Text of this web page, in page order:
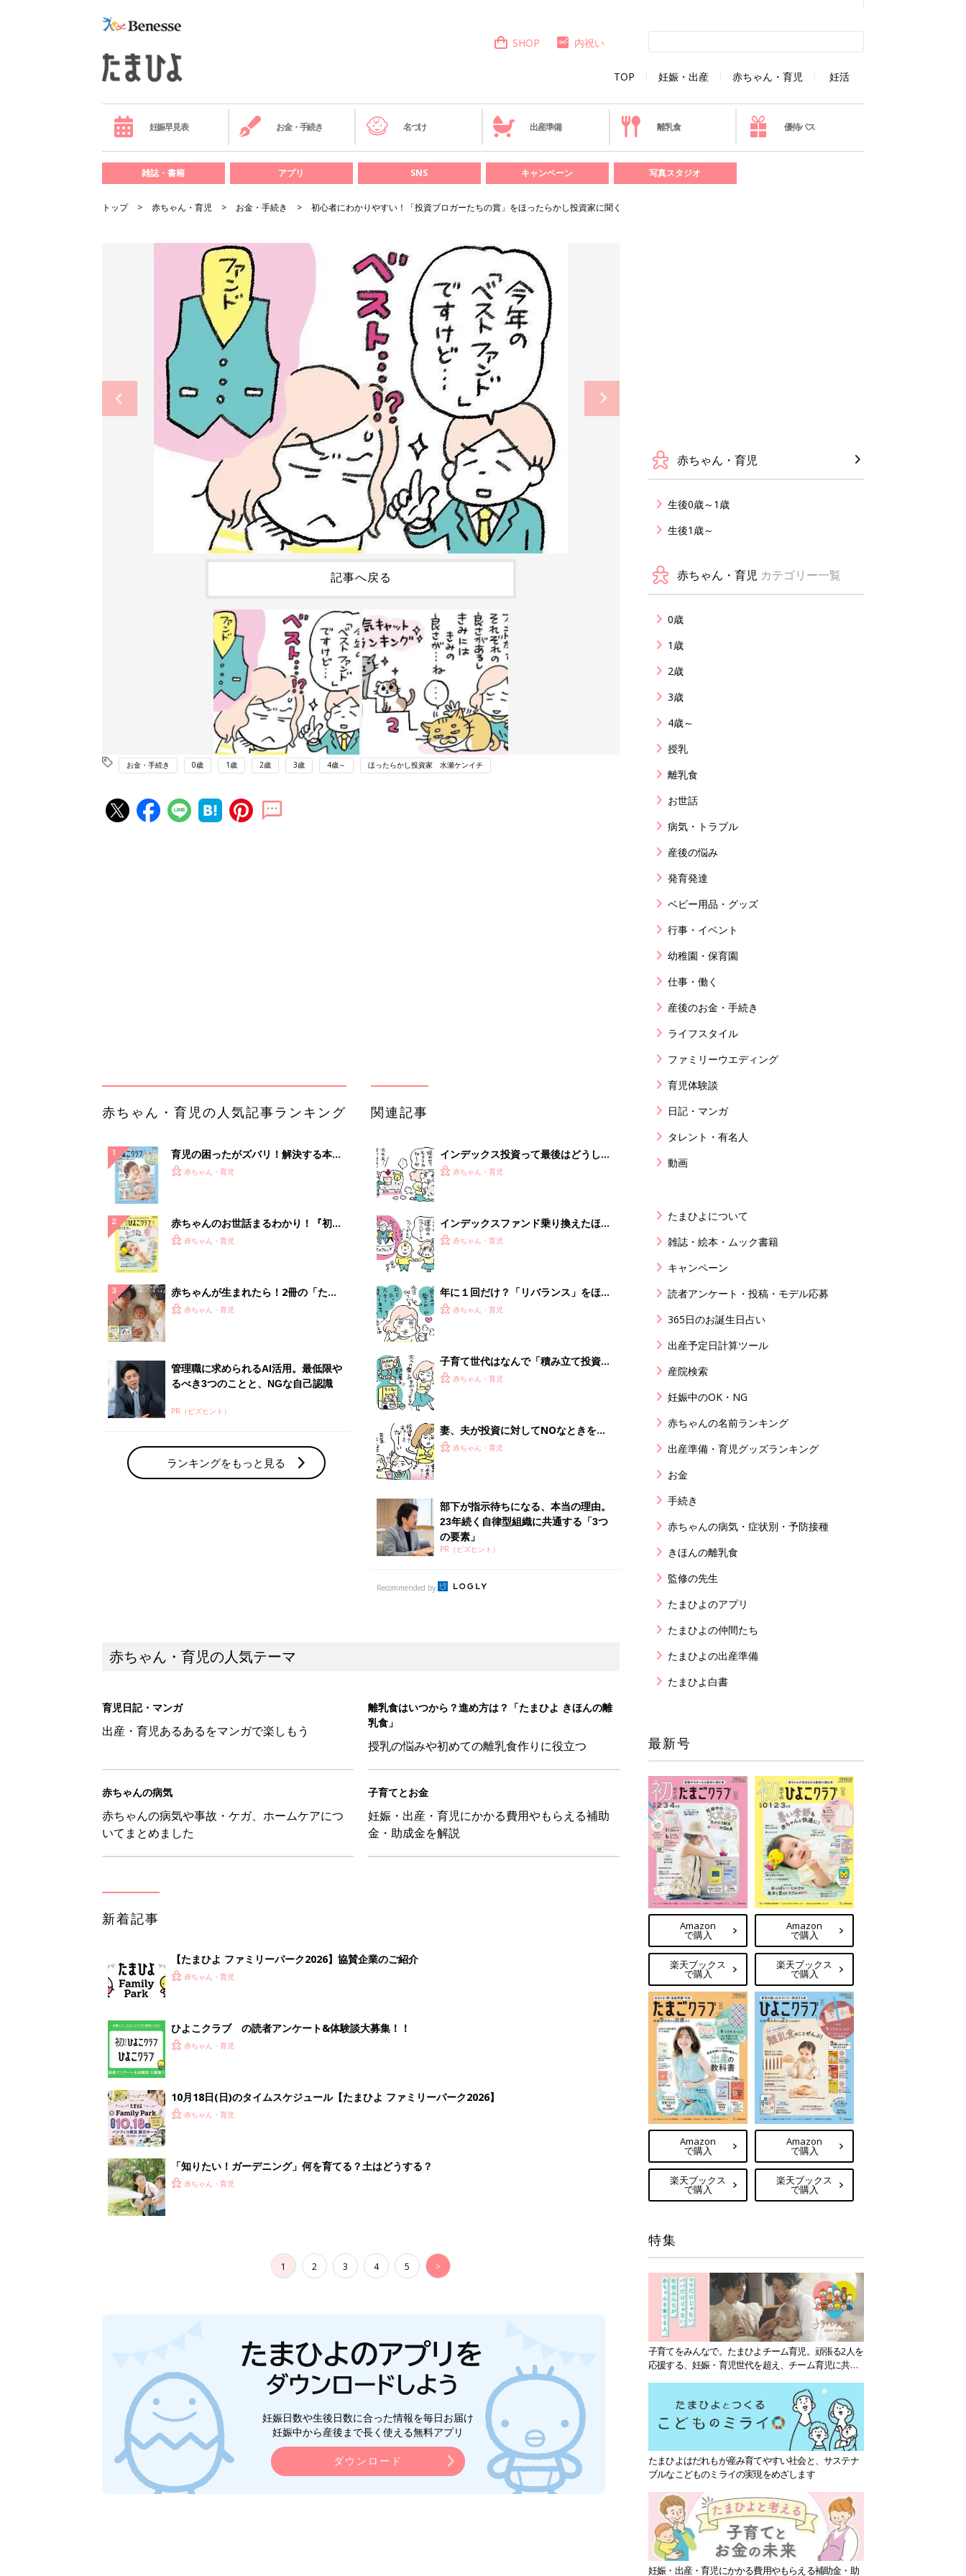
TOP 妊娠・出産 赤ちゃん・育児 妊活
SHOP 内祝い
妊娠早見表 お金・手続き 名づけ 出産準備 離乳食 優待パス
雑誌・書籍 アプリ SNS キャンペーン 写真スタジオ
トップ 赤ちゃん・育児 お金・手続き 初心者にわかりやすい！「投資ブロガーたちの賞」をほったらかし投資家に聞く
記事へ戻る
お金・手続き 0歳 1歳 2歳 3歳 4歳～ ほったらかし投資家 水瀬ケンイチ
るべき3つのことと、NGな自己認識
PR（ビズヒント）
ランキングをもっと見る
く
の要素」
PR（ビズヒント）
赤ちゃん・育児の人気テーマ
育児日記・マンガ
離乳食はいつから？進め方は？「たまひよ きほんの離
授乳の悩みや初めての離乳食作りに役立つ
子育てとお金
妊娠・出産・育児にかかる費用やもらえる補助
金・助成金を解説
【たまひよ ファミリーパーク2026】協賛企業のご紹介
赤ちゃん・育児
ひよこクラブ の読者アンケート&体験談大募集！！
赤ちゃん・育児
10月18日(日)のタイムスケジュール【たまひよ ファミリーパーク2026】
1 2 3 4 5
赤ちゃん・育児
生後0歳～1歳
生後1歳～
赤ちゃん・育児 カテゴリー一覧
0歳
1歳
2歳
3歳
4歳～
授乳
離乳食
お世話
病気・トラブル
産後の悩み
発育発達
ベビー用品・グッズ
行事・イベント
幼稚園・保育園
仕事・働く
産後のお金・手続き
ライフスタイル
ファミリーウエディング
育児体験談
日記・マンガ
タレント・有名人
動画
たまひよについて
雑誌・絵本・ムック書籍
キャンペーン
読者アンケート・投稿・モデル応募
365日のお誕生日占い
出産予定日計算ツール
産院検索
妊娠中のOK・NG
赤ちゃんの名前ランキング
出産準備・育児グッズランキング
お金
手続き
赤ちゃんの病気・症状別・予防接種
きほんの離乳食
監修の先生
たまひよのアプリ
たまひよの仲間たち
たまひよの出産準備
たまひよ白書
最新号
Amazon
で購入
楽天ブックス
で購入
Amazon
で購入
楽天ブックス
で購入
Amazon
で購入
楽天ブックス
で購入
Amazon
で購入
楽天ブックス
で購入
特集
子育てをみんなで。たまひよチーム育児。頑張る2人を
応援する、妊娠・育児世代を超え、チーム育児に共感
たまひよはだれもが産み育てやすい社会と、サステナ
ブルなこどものミライの実現をめざします
妊娠・出産・育児にかかる費用やもらえる補助金・助